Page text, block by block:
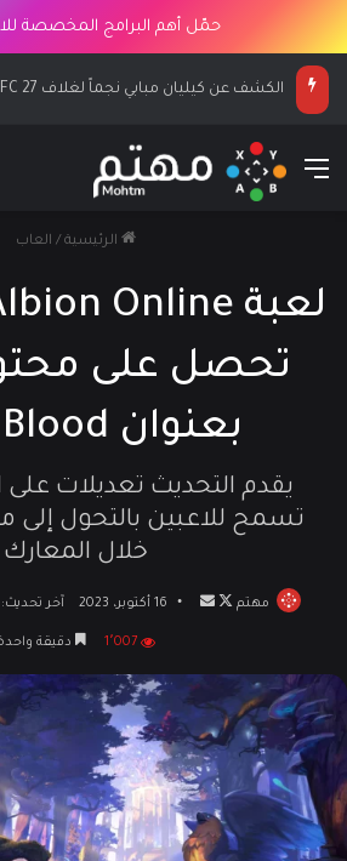
حمّل أهم البرامج المخصصة
الكشف عن كيليان مبابي نجماً لغلاف EA SPORTS FC 27
القائمة
الرئيسية / العاب
تحصل على
بعنوان Wild Blood
يقدم التحديث تعديلات
تسمح للاعبين بالتحول إلى
خلال المعارك
مهتم
تابع أرسل 16 أكتوبر، 2023 آخر تحديث: 16 أكتوبر، 2023
1٬007 دقيقة